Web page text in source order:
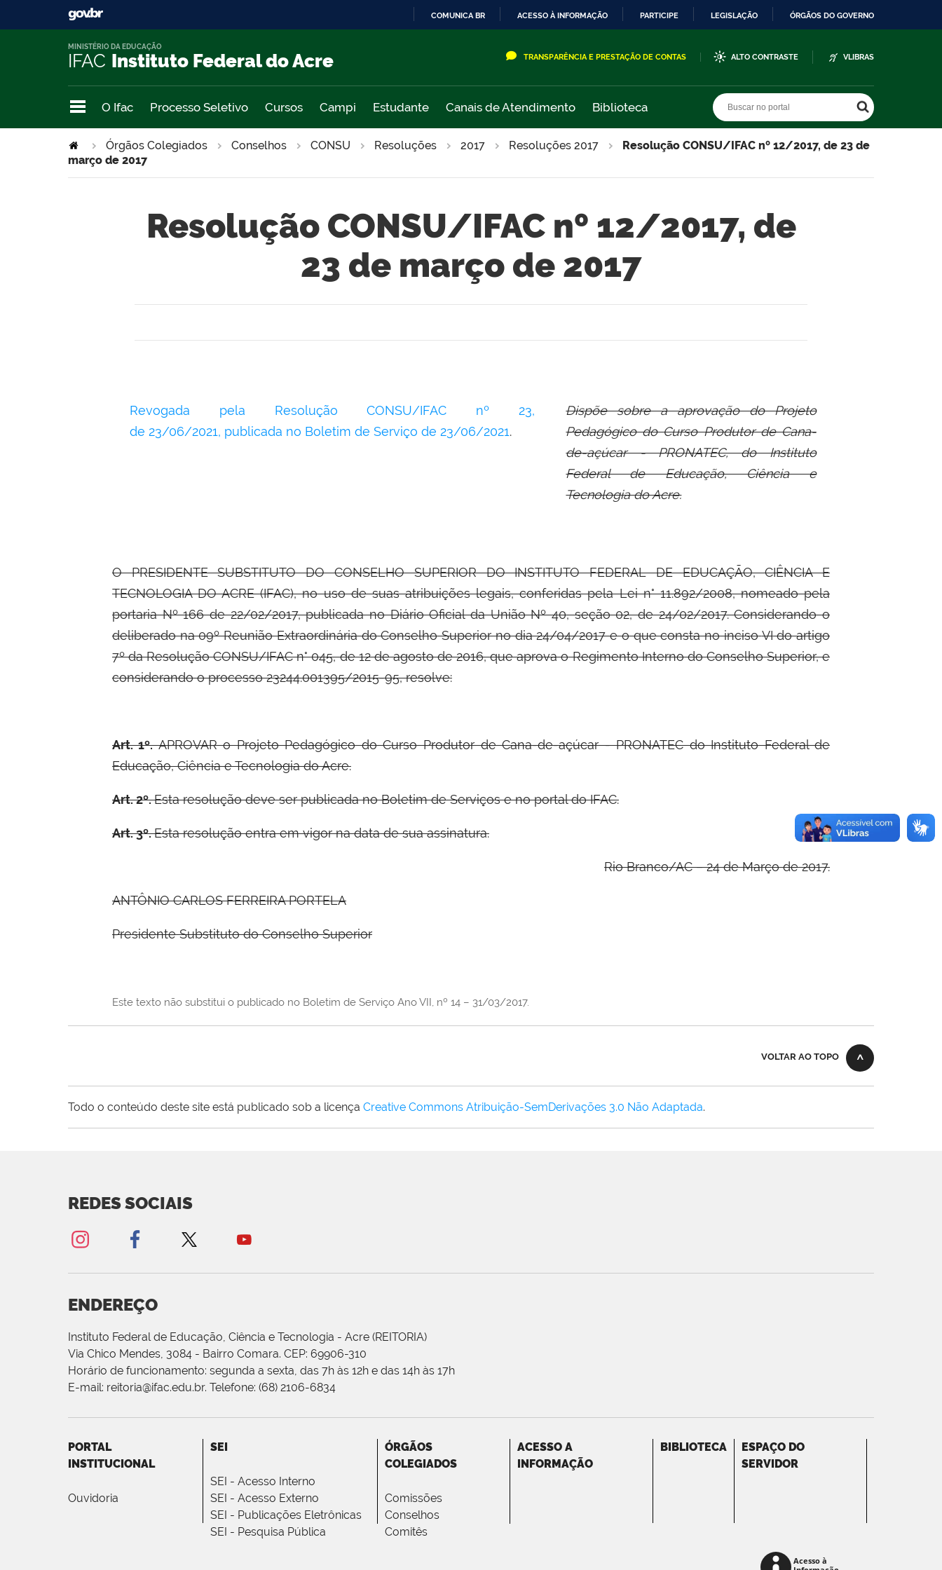
COMUNICA BR ACESSO À INFORMAÇÃO PARTICIPE LEGISLAÇÃO ÓRGÃOS DO GOVERNO
IFAC Instituto Federal do Acre
MINISTÉRIO DA EDUCAÇÃO
TRANSPARÊNCIA E PRESTAÇÃO DE CONTAS ALTO CONTRASTE VLIBRAS
O Ifac Processo Seletivo Cursos Campi Estudante Canais de Atendimento Biblioteca
Órgãos Colegiados Conselhos CONSU Resoluções 2017 Resoluções 2017
Resolução CONSU/IFAC nº 12/2017, de 23 de
março de 2017
Resolução CONSU/IFAC nº 12/2017, de
23 de março de 2017
Revogada pela Resolução CONSU/IFAC nº 23,
de 23/06/2021, publicada no Boletim de Serviço de 23/06/2021.
Dispõe sobre a aprovação do Projeto
Pedagógico do Curso Produtor de Cana-
de-açúcar - PRONATEC, do Instituto
Federal de Educação, Ciência e
Tecnologia do Acre.
O PRESIDENTE SUBSTITUTO DO CONSELHO SUPERIOR DO INSTITUTO FEDERAL DE EDUCAÇÃO, CIÊNCIA E
TECNOLOGIA DO ACRE (IFAC), no uso de suas atribuições legais, conferidas pela Lei n° 11.892/2008, nomeado pela
portaria Nº 166 de 22/02/2017, publicada no Diário Oficial da União Nº 40, seção 02, de 24/02/2017. Considerando o
deliberado na 09º Reunião Extraordinária do Conselho Superior no dia 24/04/2017 e o que consta no incisoVIdo artigo
7º da Resolução CONSU/IFAC n° 045, de 12 de agosto de 2016, que aprova o Regimento Interno do Conselho Superior, e
considerando o processo 23244.001395/2015-95, resolve:
Art. 1º.APROVAR o Projeto Pedagógico do Curso Produtor de Cana-de-açúcar - PRONATEC do Instituto Federal de
Educação, Ciência e Tecnologia do Acre.
Art. 2º.Esta resolução deve ser publicada no Boletim de Serviços e no portal do IFAC.
Art. 3º.Esta resolução entra em vigor na data de sua assinatura.
Rio Branco/AC – 24 de Março de 2017.
ANTÔNIO CARLOS FERREIRA PORTELA
Presidente Substituto do Conselho Superior
Este texto não substitui o publicado no Boletim de Serviço Ano VII, nº 14 – 31/03/2017.
VOLTAR AO TOPO
Todo o conteúdo deste site está publicado sob a licença Creative Commons Atribuição-SemDerivações 3.0 Não Adaptada.
REDES SOCIAIS
ENDEREÇO
Instituto Federal de Educação, Ciência e Tecnologia - Acre (REITORIA)
Via Chico Mendes, 3084 - Bairro Comara. CEP: 69906-310
Horário de funcionamento: segunda a sexta, das 7h às 12h e das 14h às 17h
E-mail: reitoria@ifac.edu.br. Telefone: (68) 2106-6834
PORTAL
INSTITUCIONAL
Ouvidoria
SEI
SEI - Acesso Interno
SEI - Acesso Externo
SEI - Publicações Eletrônicas
SEI - Pesquisa Pública
ÓRGÃOS
COLEGIADOS
Comissões
Conselhos
Comitês
ACESSO A
INFORMAÇÃO
BIBLIOTECA
ESPAÇO DO
SERVIDOR